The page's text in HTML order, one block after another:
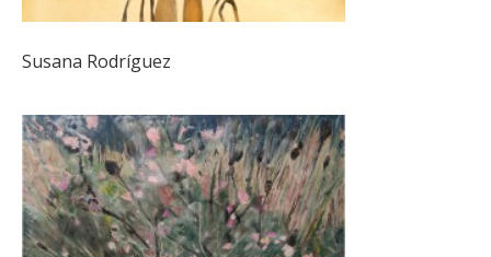
Susana Rodríguez